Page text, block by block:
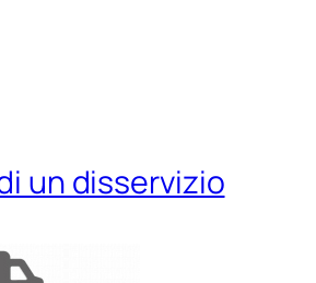
un disservizio